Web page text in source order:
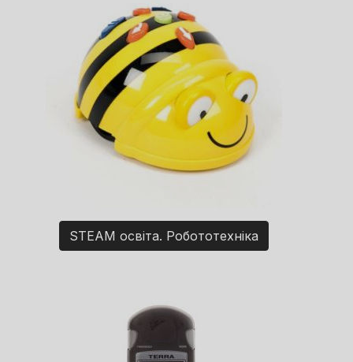
STEAM освіта. Робототехніка